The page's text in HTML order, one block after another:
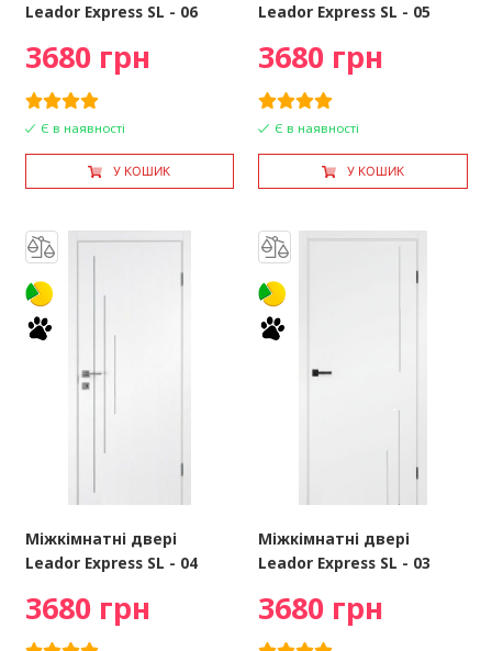
Leador Express SL - 06
3680 грн
Є в наявності
У КОШИК
Leador Express SL - 05
3680 грн
Є в наявності
У КОШИК
Міжкімнатні двері
Leador Express SL - 04
3680 грн
Міжкімнатні двері
Leador Express SL - 03
3680 грн